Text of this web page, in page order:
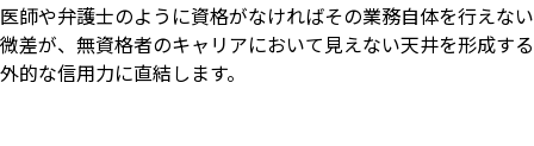
医師や弁護士のように資格がなければその業務自体を行えな
微差が、無資格者のキャリアにおいて見えない天井を形成す
外的な信用力に直結します。